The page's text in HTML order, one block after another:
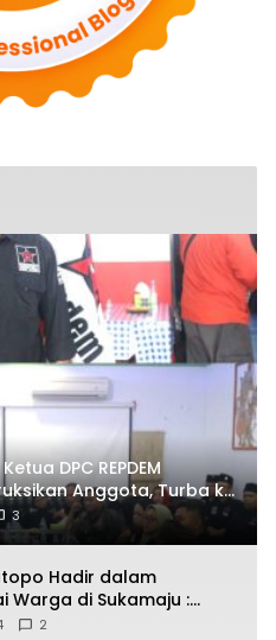
DPC REPDEM
Anggota, Turba ke
Jalani Apa Yang di
3
Hadir dalam
Warga di Sukamaju :
Kolaborasi dan
2